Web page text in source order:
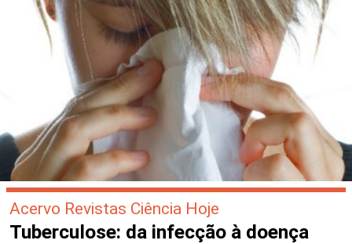
Acervo Revistas Ciência Hoje
Tuberculose: da infecção à doença